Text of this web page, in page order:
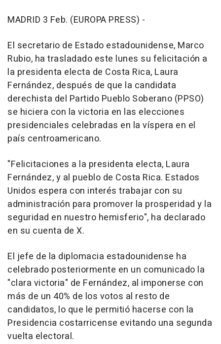
MADRID 3 Feb. (EUROPA PRESS) -
El secretario de Estado estadounidense, Marco
Rubio, ha trasladado este lunes su felicitación a
la presidenta electa de Costa Rica, Laura
Fernández, después de que la candidata
derechista del Partido Pueblo Soberano (PPSO)
se hiciera con la victoria en las elecciones
presidenciales celebradas en la víspera en el
país centroamericano.
"Felicitaciones a la presidenta electa, Laura
Fernández, y al pueblo de Costa Rica. Estados
Unidos espera con interés trabajar con su
administración para promover la prosperidad y la
seguridad en nuestro hemisferio", ha declarado
en su cuenta de X.
El jefe de la diplomacia estadounidense ha
celebrado posteriormente en un comunicado la
"clara victoria" de Fernández, al imponerse con
más de un 40% de los votos al resto de
candidatos, lo que le permitió hacerse con la
Presidencia costarricense evitando una segunda
vuelta electoral.